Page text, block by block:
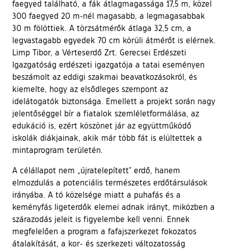
faegyed található, a fák átlagmagassága 17,5 m, közel
300 faegyed 20 m-nél magasabb, a legmagasabbak
30 m fölöttiek. A törzsátmérők átlaga 32,5 cm, a
legvastagabb egyedek 70 cm körüli átmérőt is elérnek.
Limp Tibor, a Vérteserdő Zrt. Gerecsei Erdészeti
Igazgatóság erdészeti igazgatója a tatai eseményen
beszámolt az eddigi szakmai beavatkozásokról, és
kiemelte, hogy az elsődleges szempont az
idelátogatók biztonsága. Emellett a projekt során nagy
jelentőséggel bír a fiatalok szemléletformálása, az
edukáció is, ezért köszönet jár az együttműködő
iskolák diákjainak, akik már több fát is elültettek a
mintaprogram területén.
A célállapot nem „újratelepített” erdő, hanem
elmozdulás a potenciális természetes erdőtársulások
irányába. A tó közelsége miatt a puhafás és a
keményfás ligeterdők elemei adnak irányt, miközben a
szárazodás jeleit is figyelembe kell venni. Ennek
megfelelően a program a fafajszerkezet fokozatos
átalakítását, a kor- és szerkezeti változatosság